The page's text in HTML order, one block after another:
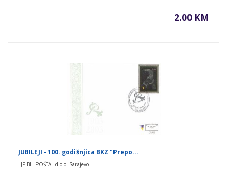
2.00 KM
JUBILEJI - 100. godišnjica BKZ "Prepo...
"JP BH POŠTA" d.o.o. Sarajevo